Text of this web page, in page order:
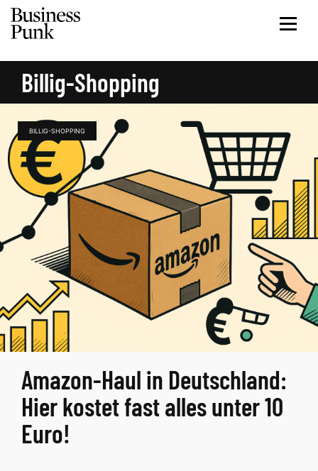
Billig-Shopping
BILLIG-SHOPPING
Amazon-Haul in Deutschland:
Hier kostet fast alles unter 10
Euro!